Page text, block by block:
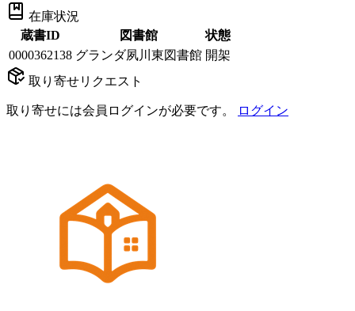
在庫状況
蔵書ID
図書館
状態
0000362138 グランダ夙川東図書館 開架
取り寄せリクエスト
取り寄せには会員ログインが必要です。 ログイン